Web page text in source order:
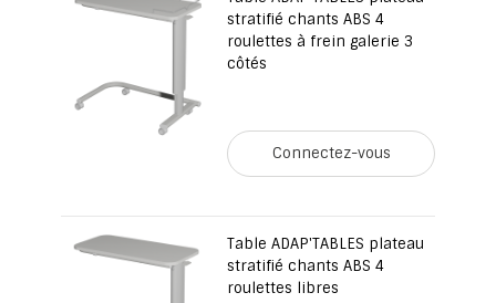
stratifié chants ABS 4
roulettes à frein galerie 3
côtés
Connectez-vous
Table ADAP'TABLES plateau
stratifié chants ABS 4
roulettes libres